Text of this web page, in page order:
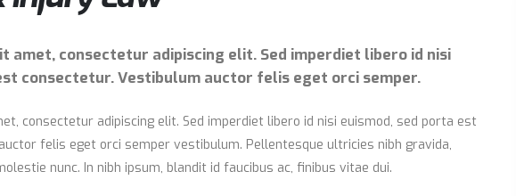
amet, consectetur adipiscing elit. Sed imperdiet libero id nisi
consectetur. Vestibulum auctor felis eget orci semper.
consectetur adipiscing elit. Sed imperdiet libero id nisi euismod, sed porta est
felis eget orci semper vestibulum. Pellentesque ultricies nibh gravida,
nunc. In nibh ipsum, blandit id faucibus ac, finibus vitae dui.